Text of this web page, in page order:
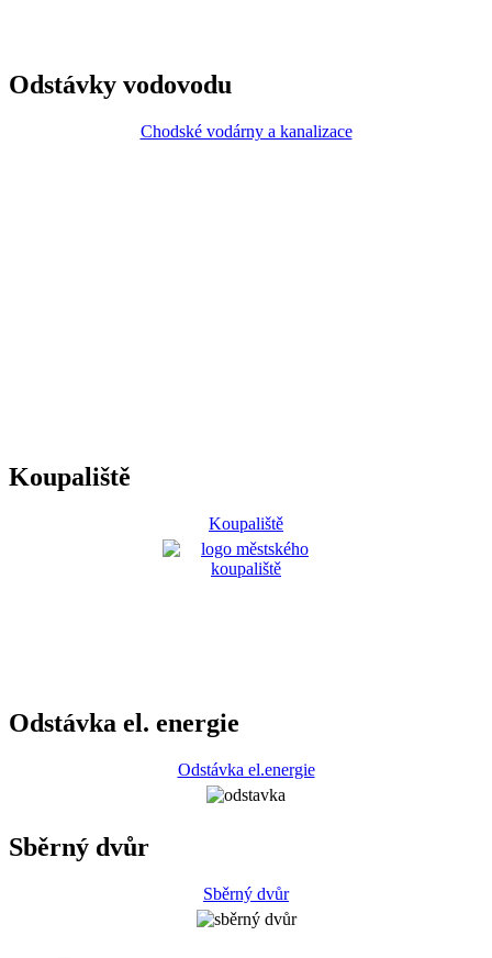
Odstávky vodovodu
Chodské vodárny a kanalizace
Koupaliště
Koupaliště
Odstávka el. energie
Odstávka el.energie
Sběrný dvůr
Sběrný dvůr